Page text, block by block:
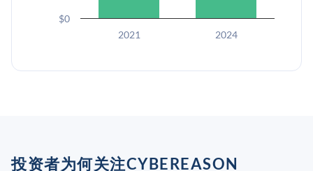
2021 2024
$0
投资者为何关注CYBEREASON